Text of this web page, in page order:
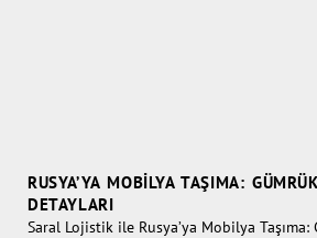
RUSYA’YA MOBILYA TAŞIMA:
DETAYLARI
Saral Lojistik ile Rusya’ya Mobilya